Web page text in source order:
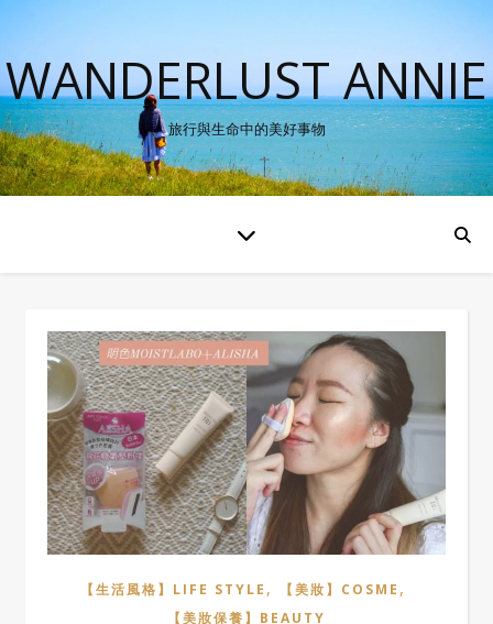
WANDERLUST ANNIE
旅行與生命中的美好事物
【生活風格】LIFE STYLE , 【美妝】COSME ,
【美妝保養】BEAUTY